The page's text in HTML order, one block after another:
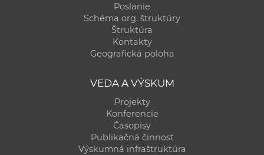
Poslanie
Schéma org. štruktúry
Štruktúra
Kontakty
Geografická poloha
VEDA A VÝSKUM
Projekty
Konferencie
Časopisy
Publikačná činnosť
Výskumná infraštruktúra